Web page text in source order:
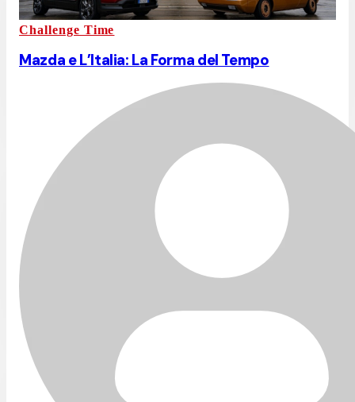
Challenge Time
Mazda e L’Italia: La Forma del Tempo